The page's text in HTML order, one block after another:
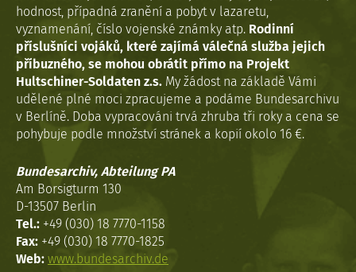
hodnost, případná zranění a pobyt v lazaretu,
vyznamenání, číslo vojenské známky atp. Rodinní
příslušníci vojáků, které zajímá válečná služba jejich
příbuzného, se mohou obrátit přímo na Projekt
Hultschiner-Soldaten z.s. My žádost na základě Vámi
udělené plné moci zpracujeme a podáme Bundesarchivu
v Berlíně. Doba vypracováni trvá zhruba tři roky a cena se
pohybuje podle množství stránek a kopií okolo 16 €.
Bundesarchiv, Abteilung PA
Am Borsigturm 130
D-13507 Berlin
Tel.: +49 (030) 18 7770-1158
Fax: +49 (030) 18 7770-1825
Web: www.bundesarchiv.de